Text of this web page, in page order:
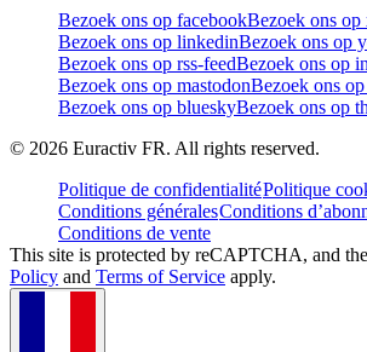
Bezoek ons op facebookBezoek ons op
Bezoek ons op linkedinBezoek ons op
Bezoek ons op rss-feedBezoek ons op
Bezoek ons op mastodonBezoek ons
Bezoek ons op blueskyBezoek ons op
© 2026 Euractiv FR. All rights reserved.
Politique de confidentialitéPolitique
Conditions généralesConditions
Conditions de vente
This site is protected by reCAPTCHA, and
Policy and Terms of Service apply.